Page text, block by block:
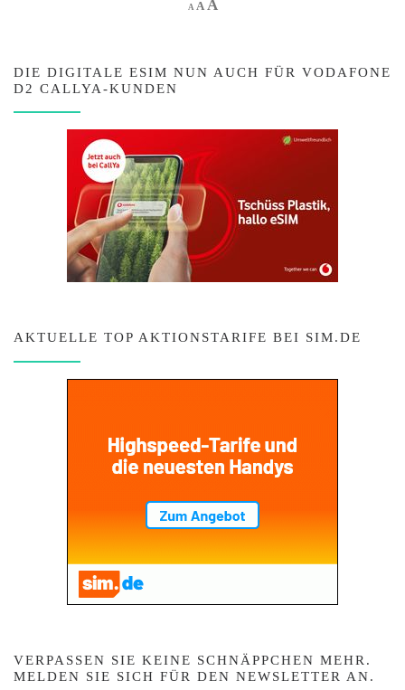
A Decrease font size.
AReset font size.
AIncrease font size.
DIE DIGITALE ESIM NUN AUCH FÜR VODAFONE
D2 CALLYA-KUNDEN
AKTUELLE TOP AKTIONSTARIFE BEI SIM.DE
VERPASSEN SIE KEINE SCHNÄPPCHEN MEHR.
MELDEN SIE SICH FÜR DEN NEWSLETTER AN.